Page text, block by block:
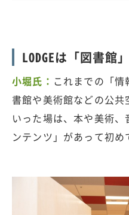
LODGEは「図書館
小堀氏： これまでの「
書館や美術館などの公共
いった場は、本や美術
ンテンツ」があって初め